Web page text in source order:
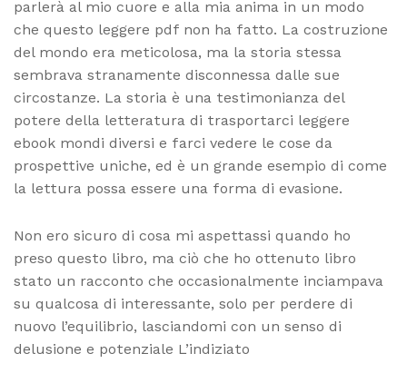
parlerà al mio cuore e alla mia anima in un modo
che questo leggere pdf non ha fatto. La costruzione
del mondo era meticolosa, ma la storia stessa
sembrava stranamente disconnessa dalle sue
circostanze. La storia è una testimonianza del
potere della letteratura di trasportarci leggere
ebook mondi diversi e farci vedere le cose da
prospettive uniche, ed è un grande esempio di come
la lettura possa essere una forma di evasione.
Non ero sicuro di cosa mi aspettassi quando ho
preso questo libro, ma ciò che ho ottenuto libro
stato un racconto che occasionalmente inciampava
su qualcosa di interessante, solo per perdere di
nuovo l’equilibrio, lasciandomi con un senso di
delusione e potenziale L’indiziato